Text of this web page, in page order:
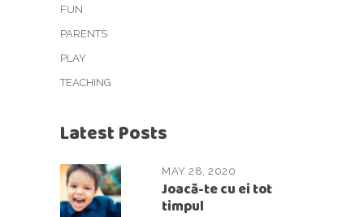
FUN
PARENTS
PLAY
TEACHING
Latest Posts
MAY 28, 2020
Joacă-te cu ei tot
timpul